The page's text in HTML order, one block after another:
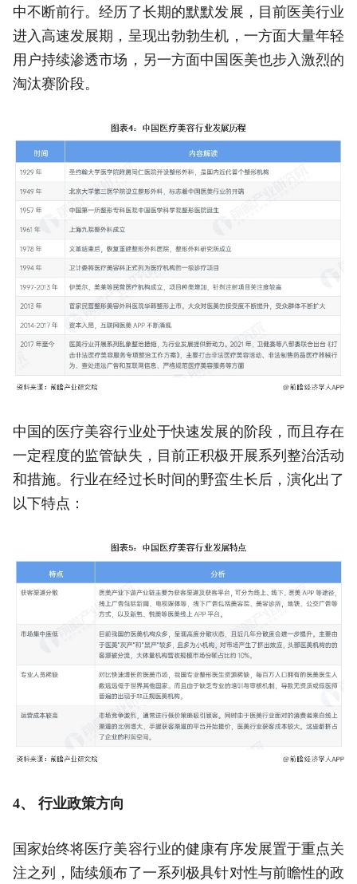
中不断前行。经历了长期的默默发展，目前医美行业
进入高速发展期，呈现出勃勃生机，一方面大量年轻
用户持续渗透市场，另一方面中国医美也步入激烈的
淘汰赛阶段。
中国的医疗美容行业处于快速发展的阶段，而且存在
一定程度的监管缺失，目前正积极开展系列整治活动
和措施。行业在经过长时间的野蛮生长后，演化出了
以下特点：
4、 行业政策方向
国家始终将医疗美容行业的健康有序发展置于重点关
注之列，陆续颁布了一系列极具针对性与前瞻性的政